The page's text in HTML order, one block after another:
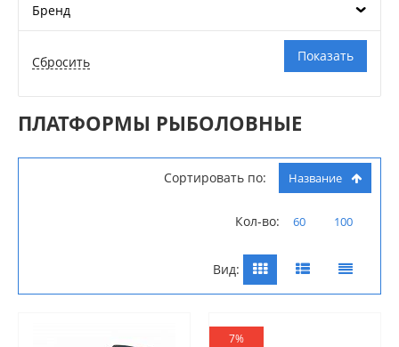
Бренд
ПЛАТФОРМЫ РЫБОЛОВНЫЕ
Сортировать по: Название
Кол-во: 60 100
Вид:
7%